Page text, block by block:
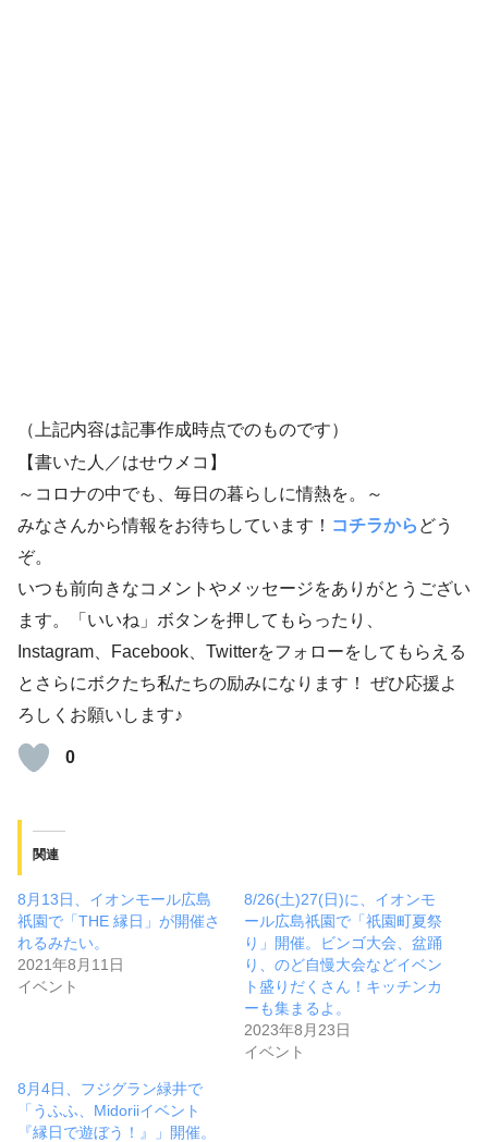
（上記内容は記事作成時点でのものです）
【書いた人／はせウメコ】
～コロナの中でも、毎日の暮らしに情熱を。～
みなさんから情報をお待ちしています！ コチラから どう
ぞ。
いつも前向きなコメントやメッセージをありがとうござい
ます。「いいね」ボタンを押してもらったり、
Instagram、Facebook、Twitterをフォローをしてもらえる
とさらにボクたち私たちの励みになります！ ぜひ応援よ
ろしくお願いします♪
0
関連
8月13日、イオンモール広島
祇園で「THE 縁日」が開催さ
れるみたい。
2021年8月11日
イベント
8/26(土)27(日)に、イオンモ
ール広島祇園で「祇園町夏祭
り」開催。ビンゴ大会、盆踊
り、のど自慢大会などイベン
ト盛りだくさん！キッチンカ
ーも集まるよ。
2023年8月23日
イベント
8月4日、フジグラン緑井で
「うふふ、Midoriiイベント
『縁日で遊ぼう！』」開催。